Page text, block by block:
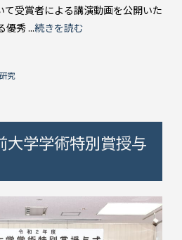
受賞者による講演動画を公開いた
優秀 ...続きを読む
研究
大学学術特別賞授与